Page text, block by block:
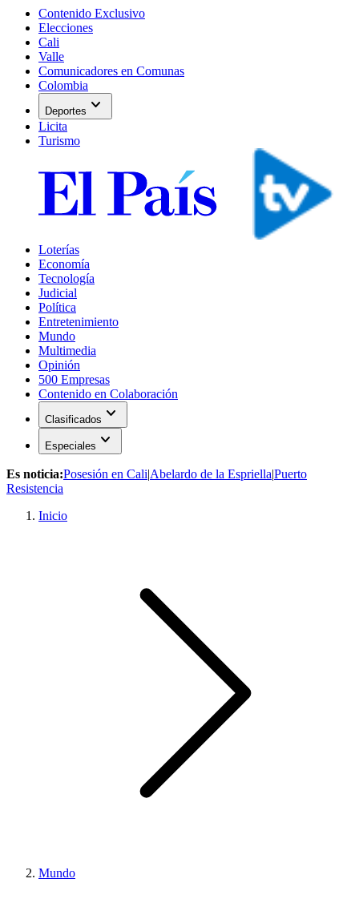
Contenido Exclusivo
Elecciones
Cali
Valle
Comunicadores en Comunas
Colombia
Deportes expand_more
Licita
Turismo
Loterías
Economía
Tecnología
Judicial
Política
Entretenimiento
Mundo
Multimedia
Opinión
500 Empresas
Contenido en Colaboración
Clasificados expand_more
Especiales expand_more
Es noticia:Posesión en Cali|Abelardo de la Espriella|Puerto
Resistencia
Inicio
Mundo